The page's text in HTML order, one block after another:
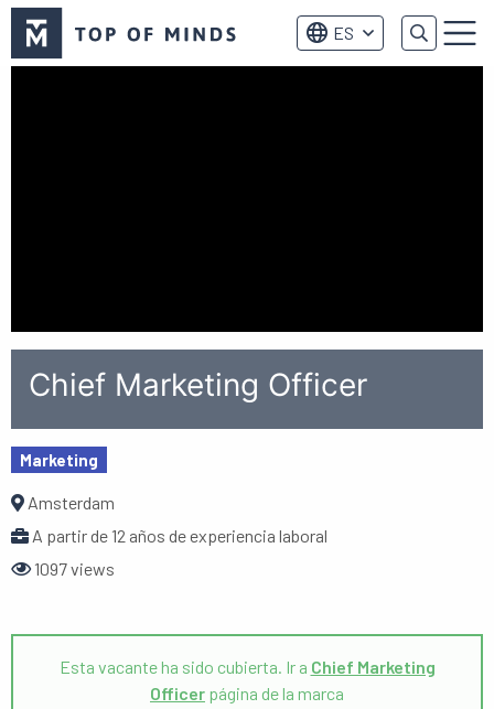
de
Top
ES Menú
Chief Marketing Officer
Marketing
Amsterdam
A partir de 12 años de experiencia laboral
1097 views
Esta vacante ha sido cubierta. Ir a Chief Marketing
Officer página de la marca